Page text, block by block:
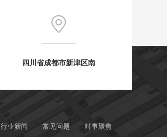
四川省成都市新津区南
行业新闻 常见问题 时事聚焦